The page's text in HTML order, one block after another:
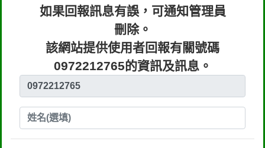
行業/類型： 客戶服務/維修/快遞
回報時間：2024-05-30 10:18:23
匿名：
👎 推銷/可疑電話/不信任電話
回報內容：企業登記地址不實有逃漏稅
行業/類型： 提高警覺 ( 包括不良銷售
如果回報訊息有誤，可通知管理員
刪除。
該網站提供使用者回報有關號碼
0972212765的資訊及訊息。